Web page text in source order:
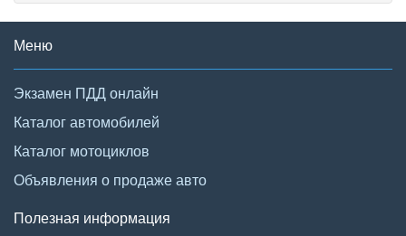
Меню
Экзамен ПДД онлайн
Каталог автомобилей
Каталог мотоциклов
Объявления о продаже авто
Полезная информация